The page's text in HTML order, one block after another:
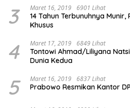
3 Maret 16, 2019 6901 Lihat
14 Tahun Terbunuhnya
Khusus
4 Maret 17, 2019 6849 Lihat
Tontowi Ahmad/Liliyana
Dunia Kedua
5 Maret 16, 2019 6837 Lihat
Prabowo Resmikan Kantor